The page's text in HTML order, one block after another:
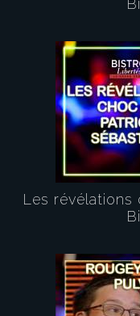
Les révélations